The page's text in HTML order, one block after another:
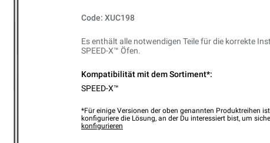
Code: XUC198
Es enthält alle notwendigen Teile für die korrekte
SPEED-X™ Öfen.
Kompatibilität mit dem Sortiment*:
SPEED-X™
*Für einige Versionen der oben genannten Produktreihen
konfiguriere die Lösung, an der Du interessiert bist, um
konfigurieren